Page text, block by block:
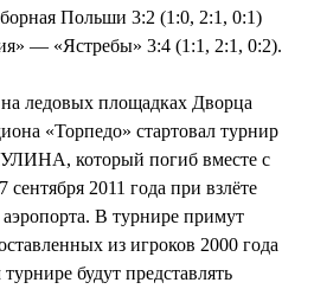
Польши 3:2 (1:0, 2:1, 0:1)
— «Ястребы» 3:4 (1:1, 2:1, 0:2).
ледовых площадках Дворца
«Торпедо» стартовал турнир
который погиб вместе с
2011 года при взлёте
аэропорта. В турнире примут
из игроков 2000 года
будут представлять